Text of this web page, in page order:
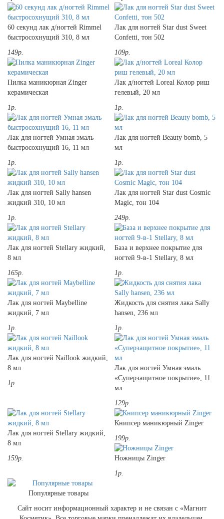
60 секунд лак д/ногтей Rimmel
быстросохнущий 310, 8 мл
149р.
Лак для ногтей Star dust Sweet
Confetti, тон 502
109р.
Пилка маникюрная Zinger
керамическая
1р.
Лак д/ногтей Loreal Колор риш
гелевый, 20 мл
1р.
Лак для ногтей Умная эмаль
быстросохнущий 16, 11 мл
1р.
Лак для ногтей Beauty bomb, 5
мл
1р.
Лак для ногтей Sally hansen
жидкий 310, 10 мл
1р.
Лак для ногтей Star dust Cosmic
Magic, тон 104
249р.
Лак для ногтей Stellary жидкий,
8 мл
165р.
База и верхнее покрытие для
ногтей 9-в-1 Stellary, 8 мл
1р.
Лак для ногтей Maybelline
жидкий, 7 мл
1р.
Жидкость для снятия лака Sally
hansen, 236 мл
1р.
Лак для ногтей Naillook жидкий,
8 мл
1р.
Лак для ногтей Умная эмаль
«Суперзащитное покрытие», 11
мл
129р.
Лак для ногтей Stellary жидкий,
8 мл
159р.
Книпсер маникюрный Zinger
199р.
Ножницы Zinger
1р.
Популярные товары
Сайт носит информационный характер и не связан с «Магнит